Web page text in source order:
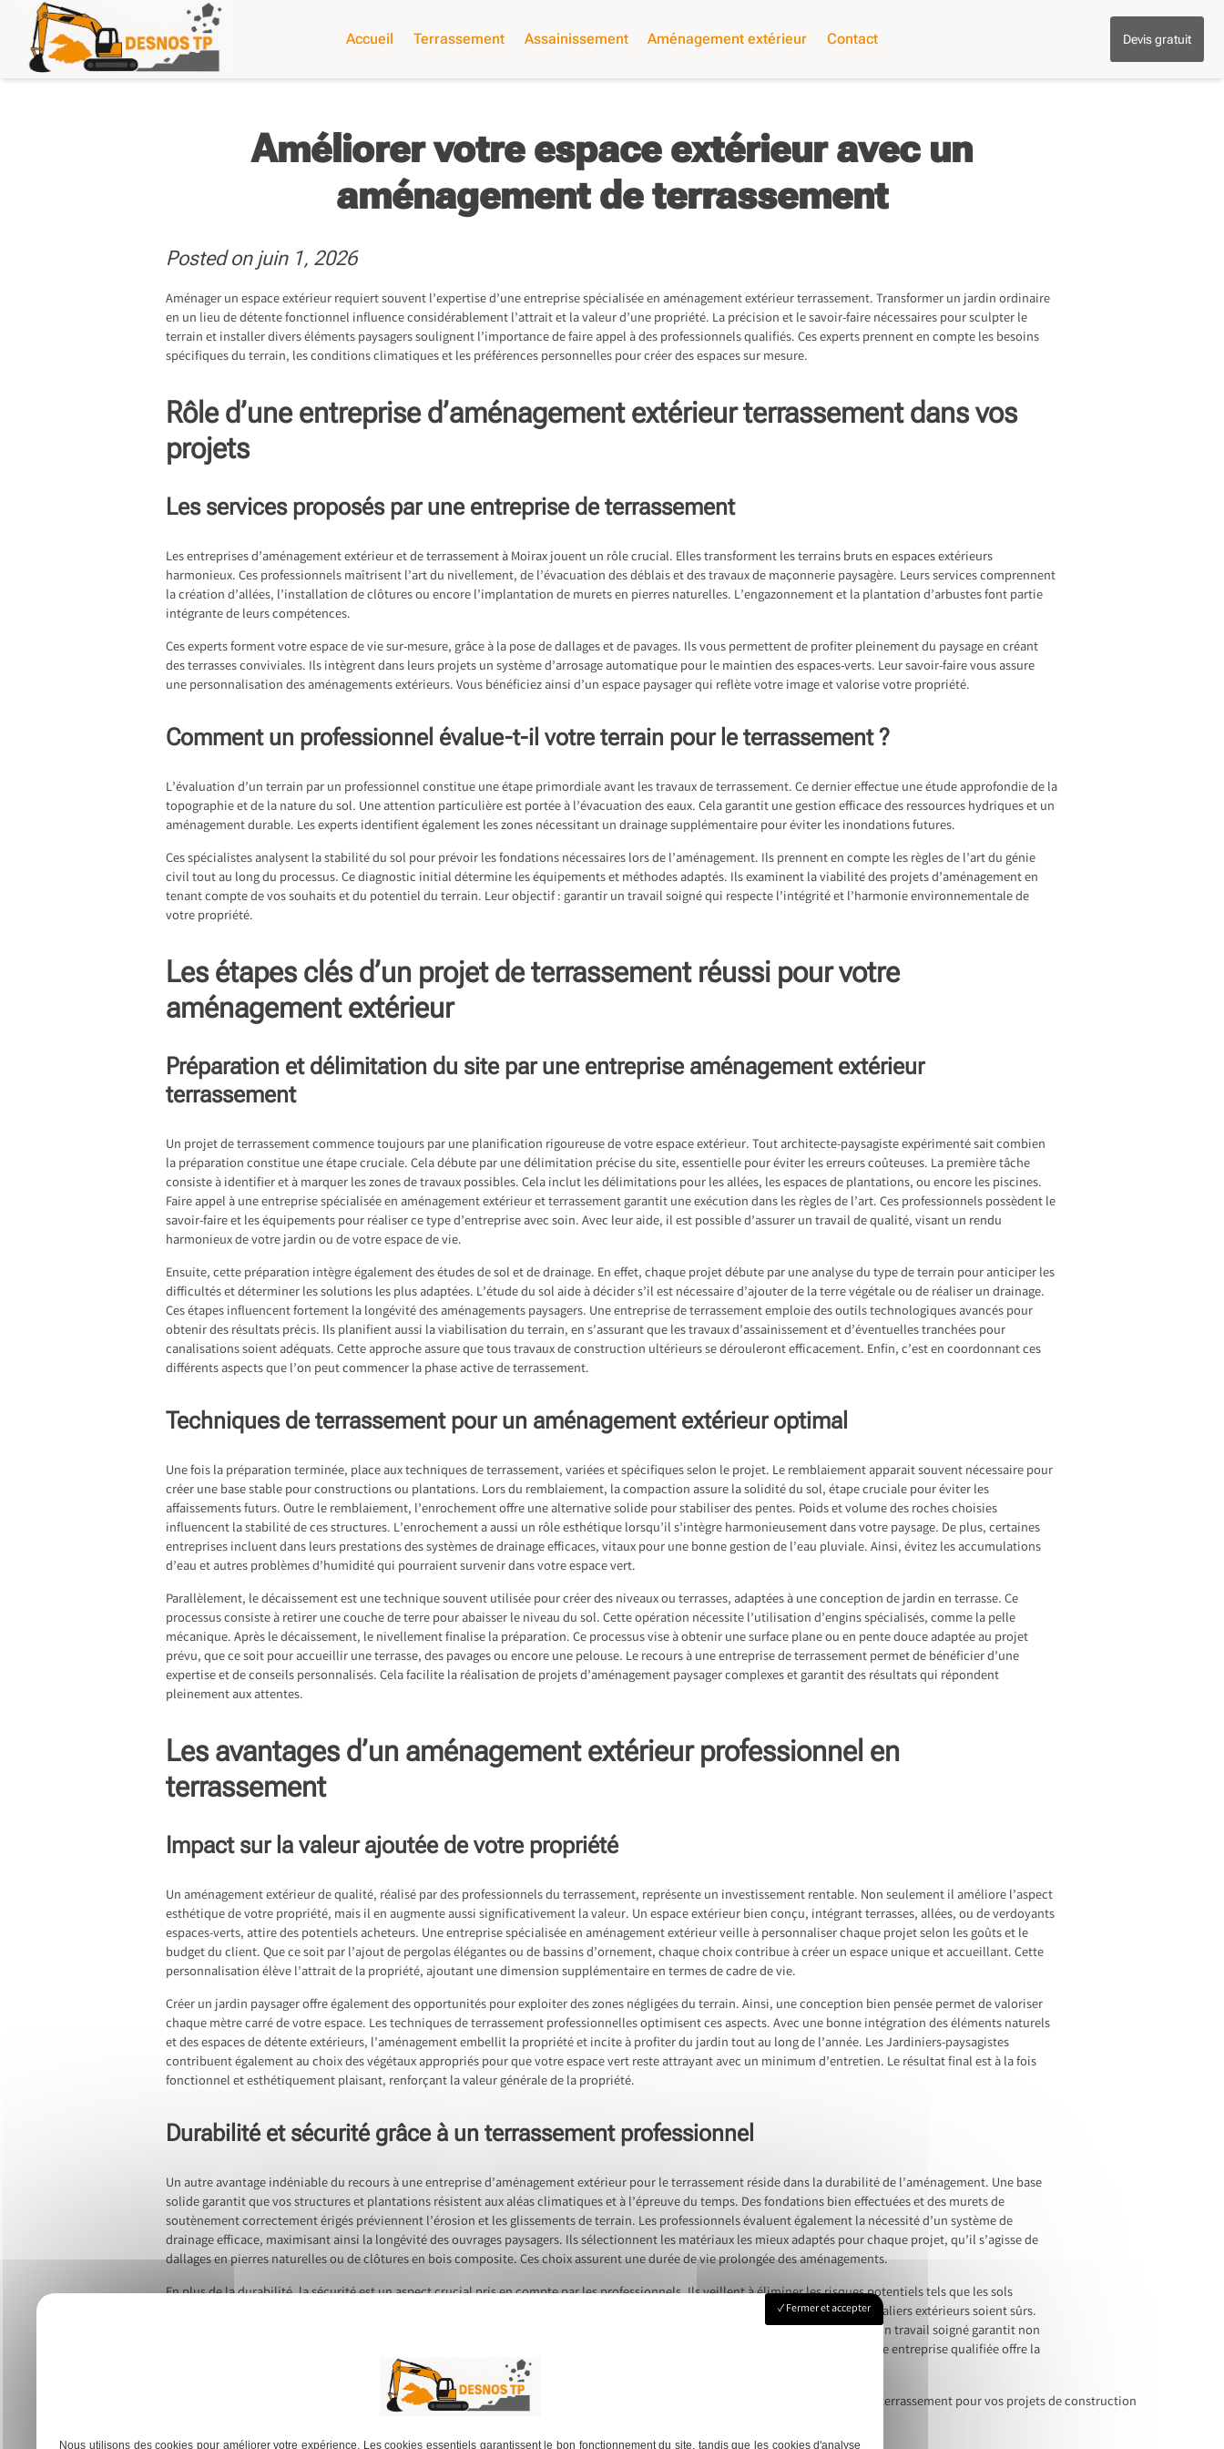
content
Accueil Terrassement Assainissement Aménagement extérieur Contact Devis gratuit
Améliorer votre espace extérieur avec un
aménagement de terrassement
Posted on juin 1, 2026
Aménager un espace extérieur requiert souvent l’expertise d’une entreprise spécialisée en aménagement extérieur terrassement. Transformer un jardin ordinaire
en un lieu de détente fonctionnel influence considérablement l’attrait et la valeur d’une propriété. La précision et le savoir-faire nécessaires pour sculpter le
terrain et installer divers éléments paysagers soulignent l’importance de faire appel à des professionnels qualifiés. Ces experts prennent en compte les besoins
spécifiques du terrain, les conditions climatiques et les préférences personnelles pour créer des espaces sur mesure.
Rôle d’une entreprise d’aménagement extérieur terrassement dans vos
projets
Les services proposés par une entreprise de terrassement
Les entreprises d’aménagement extérieur et deterrassement à Moiraxjouent un rôle crucial. Elles transforment les terrains bruts en espaces extérieurs
harmonieux. Ces professionnels maîtrisent l’art du nivellement, de l’évacuation des déblais et des travaux de maçonnerie paysagère. Leurs services comprennent
la création d’allées, l’installation de clôtures ou encore l’implantation de murets en pierres naturelles. L’engazonnement et la plantation d’arbustes font partie
intégrante de leurs compétences.
Ces experts forment votre espace de vie sur-mesure, grâce à la pose de dallages et de pavages. Ils vous permettent de profiter pleinement du paysage en créant
des terrasses conviviales. Ils intègrent dans leurs projets un système d’arrosage automatique pour le maintien des espaces-verts. Leur savoir-faire vous assure
une personnalisation des aménagements extérieurs. Vous bénéficiez ainsi d’un espace paysager qui reflète votre image et valorise votre propriété.
Comment un professionnel évalue-t-il votre terrain pour le terrassement ?
L’évaluation d’un terrain par un professionnel constitue une étape primordiale avant les travaux de terrassement. Ce dernier effectue une étude approfondie de la
topographie et de la nature du sol. Une attention particulière est portée à l’évacuation des eaux. Cela garantit une gestion efficace des ressources hydriques et un
aménagement durable. Les experts identifient également les zones nécessitant un drainage supplémentaire pour éviter les inondations futures.
Ces spécialistes analysent la stabilité du sol pour prévoir les fondations nécessaires lors de l’aménagement. Ils prennent en compte les règles de l’art du génie
civil tout au long du processus. Ce diagnostic initial détermine les équipements et méthodes adaptés. Ils examinent la viabilité des projets d’aménagement en
tenant compte de vos souhaits et du potentiel du terrain. Leur objectif : garantir un travail soigné qui respecte l’intégrité et l’harmonie environnementale de
votre propriété.
Les étapes clés d’un projet de terrassement réussi pour votre
aménagement extérieur
Préparation et délimitation du site par une entreprise aménagement extérieur
terrassement
Un projet de terrassement commence toujours par une planification rigoureuse de votre espace extérieur. Tout architecte-paysagiste expérimenté sait combien
la préparation constitue une étape cruciale. Cela débute par une délimitation précise du site, essentielle pour éviter les erreurs coûteuses. La première tâche
consiste à identifier et à marquer les zones de travaux possibles. Cela inclut les délimitations pour les allées, les espaces de plantations, ou encore les piscines.
Faire appel à une entreprise spécialisée en aménagement extérieur et terrassement garantit une exécution dans les règles de l’art. Ces professionnels possèdent le
savoir-faire et les équipements pour réaliser ce type d’entreprise avec soin. Avec leur aide, il est possible d’assurer un travail de qualité, visant un rendu
harmonieux de votre jardin ou de votre espace de vie.
Ensuite, cette préparation intègre également des études de sol et de drainage. En effet, chaque projet débute par une analyse du type de terrain pour anticiper les
difficultés et déterminer les solutions les plus adaptées. L’étude du sol aide à décider s’il est nécessaire d’ajouter de la terre végétale ou de réaliser un drainage.
Ces étapes influencent fortement la longévité des aménagements paysagers. Une entreprise de terrassement emploie des outils technologiques avancés pour
obtenir des résultats précis. Ils planifient aussi la viabilisation du terrain, en s’assurant que les travaux d’assainissement et d’éventuelles tranchées pour
canalisations soient adéquats. Cette approche assure que tous travaux de construction ultérieurs se dérouleront efficacement. Enfin, c’est en coordonnant ces
différents aspects que l’on peut commencer la phase active de terrassement.
Techniques de terrassement pour un aménagement extérieur optimal
Une fois la préparation terminée, place aux techniques de terrassement, variées et spécifiques selon le projet. Le remblaiement apparait souvent nécessaire pour
créer une base stable pour constructions ou plantations. Lors du remblaiement, la compaction assure la solidité du sol, étape cruciale pour éviter les
affaissements futurs. Outre le remblaiement, l’enrochement offre une alternative solide pour stabiliser des pentes. Poids et volume des roches choisies
influencent la stabilité de ces structures. L’enrochement a aussi un rôle esthétique lorsqu’il s’intègre harmonieusement dans votre paysage. De plus, certaines
entreprises incluent dans leurs prestations des systèmes de drainage efficaces, vitaux pour une bonne gestion de l’eau pluviale. Ainsi, évitez les accumulations
d’eau et autres problèmes d’humidité qui pourraient survenir dans votre espace vert.
Parallèlement, le décaissement est une technique souvent utilisée pour créer des niveaux ou terrasses, adaptées à une conception de jardin en terrasse. Ce
processus consiste à retirer une couche de terre pour abaisser le niveau du sol. Cette opération nécessite l’utilisation d’engins spécialisés, comme la pelle
mécanique. Après le décaissement, le nivellement finalise la préparation. Ce processus vise à obtenir une surface plane ou en pente douce adaptée au projet
prévu, que ce soit pour accueillir une terrasse, des pavages ou encore une pelouse. Le recours à une entreprise de terrassement permet de bénéficier d’une
expertise et de conseils personnalisés. Cela facilite la réalisation de projets d’aménagement paysager complexes et garantit des résultats qui répondent
pleinement aux attentes.
Les avantages d’un aménagement extérieur professionnel en
terrassement
Impact sur la valeur ajoutée de votre propriété
Un aménagement extérieur de qualité, réalisé par des professionnels du terrassement, représente un investissement rentable. Non seulement il améliore l’aspect
esthétique de votre propriété, mais il en augmente aussi significativement la valeur. Un espace extérieur bien conçu, intégrant terrasses, allées, ou de verdoyants
espaces-verts, attire des potentiels acheteurs. Une entreprise spécialisée en aménagement extérieur veille à personnaliser chaque projet selon les goûts et le
budget du client. Que ce soit par l’ajout de pergolas élégantes ou de bassins d’ornement, chaque choix contribue à créer un espace unique et accueillant. Cette
personnalisation élève l’attrait de la propriété, ajoutant une dimension supplémentaire en termes de cadre de vie.
Créer un jardin paysager offre également des opportunités pour exploiter des zones négligées du terrain. Ainsi, une conception bien pensée permet de valoriser
chaque mètre carré de votre espace. Les techniques de terrassement professionnelles optimisent ces aspects. Avec une bonne intégration des éléments naturels
et des espaces de détente extérieurs, l’aménagement embellit la propriété et incite à profiter du jardin tout au long de l’année. Les Jardiniers-paysagistes
contribuent également au choix des végétaux appropriés pour que votre espace vert reste attrayant avec un minimum d’entretien. Le résultat final est à la fois
fonctionnel et esthétiquement plaisant, renforçant la valeur générale de la propriété.
Durabilité et sécurité grâce à un terrassement professionnel
Un autre avantage indéniable du recours à une entreprise d’aménagement extérieur pour le terrassement réside dans la durabilité de l’aménagement. Une base
solide garantit que vos structures et plantations résistent aux aléas climatiques et à l’épreuve du temps. Des fondations bien effectuées et des murets de
soutènement correctement érigés préviennent l’érosion et les glissements de terrain. Les professionnels évaluent également la nécessité d’un système de
drainage efficace, maximisant ainsi la longévité des ouvrages paysagers. Ils sélectionnent les matériaux les mieux adaptés pour chaque projet, qu’il s’agisse de
dallages en pierres naturelles ou de clôtures en bois composite. Ces choix assurent une durée de vie prolongée des aménagements.
En plus de la durabilité, la sécurité est un aspect crucial pris en compte par les professionnels. Ils veillent à éliminer les risques potentiels tels que les sols
instables ou les structures mal conçues. Un terrain correctement terrassé assurerait que les allées soient praticables et que les escaliers extérieurs soient sûrs.
Leur expertise réduit également les risques d’inondations ou d’accumulations d’eau, souvent sources de dommages structurels. Un travail soigné garantit non
seulement la sécurité des installations mais aussi celle des occupants. Par conséquent, un aménagement extérieur effectué par une entreprise qualifiée offre la
tranquillité d’esprit en matière de sécurité et de pérennité de votre cadre de vie.
Navigation
Aménagement terrasse : comment optimiser l’espace extérieur Tout savoir sur le terrassement pour vos projets de construction
Fermer et accepter
Nous utilisons des cookies pour améliorer votre expérience. Les cookies essentiels garantissent le bon fonctionnement du site, tandis que les cookies d'analyse